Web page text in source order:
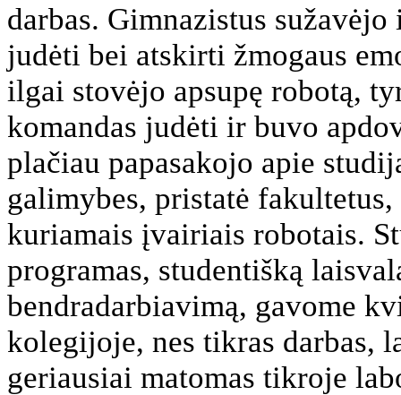
darbas. Gimnazistus
judėti bei atskirti žmogaus
ilgai stovėjo apsupę robotą,
komandas judėti ir buvo
plačiau papasakojo apie
galimybes, pristatė
kuriamais įvairiais robotais.
programas, studentišką
bendradarbiavimą, gavome
kolegijoje, nes tikras darbas,
geriausiai matomas tikroje